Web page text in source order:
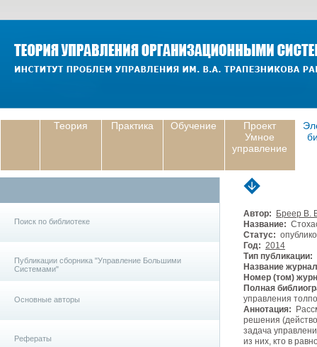
Теория Практика Обучение
Проект
Умное
управление
Поиск по библиотеке
Публикации сборника "Управление Большими
Системами"
Основные авторы
Рефераты
Автор:
Бреер В.
Название:
Статус:
Год: 2014
Тип публикации:
Название
Номер (том)
Полная
управления
Аннотация:
решения
задача
из них, кто в